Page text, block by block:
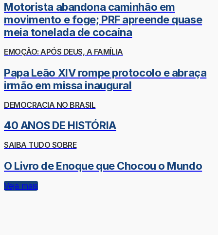
Motorista abandona caminhão em
movimento e foge; PRF apreende quase
meia tonelada de cocaína
EMOÇÃO: APÓS DEUS, A FAMÍLIA
Papa Leão XIV rompe protocolo e abraça
irmão em missa inaugural
DEMOCRACIA NO BRASIL
40 ANOS DE HISTÓRIA
SAIBA TUDO SOBRE
O Livro de Enoque que Chocou o Mundo
Veja mais